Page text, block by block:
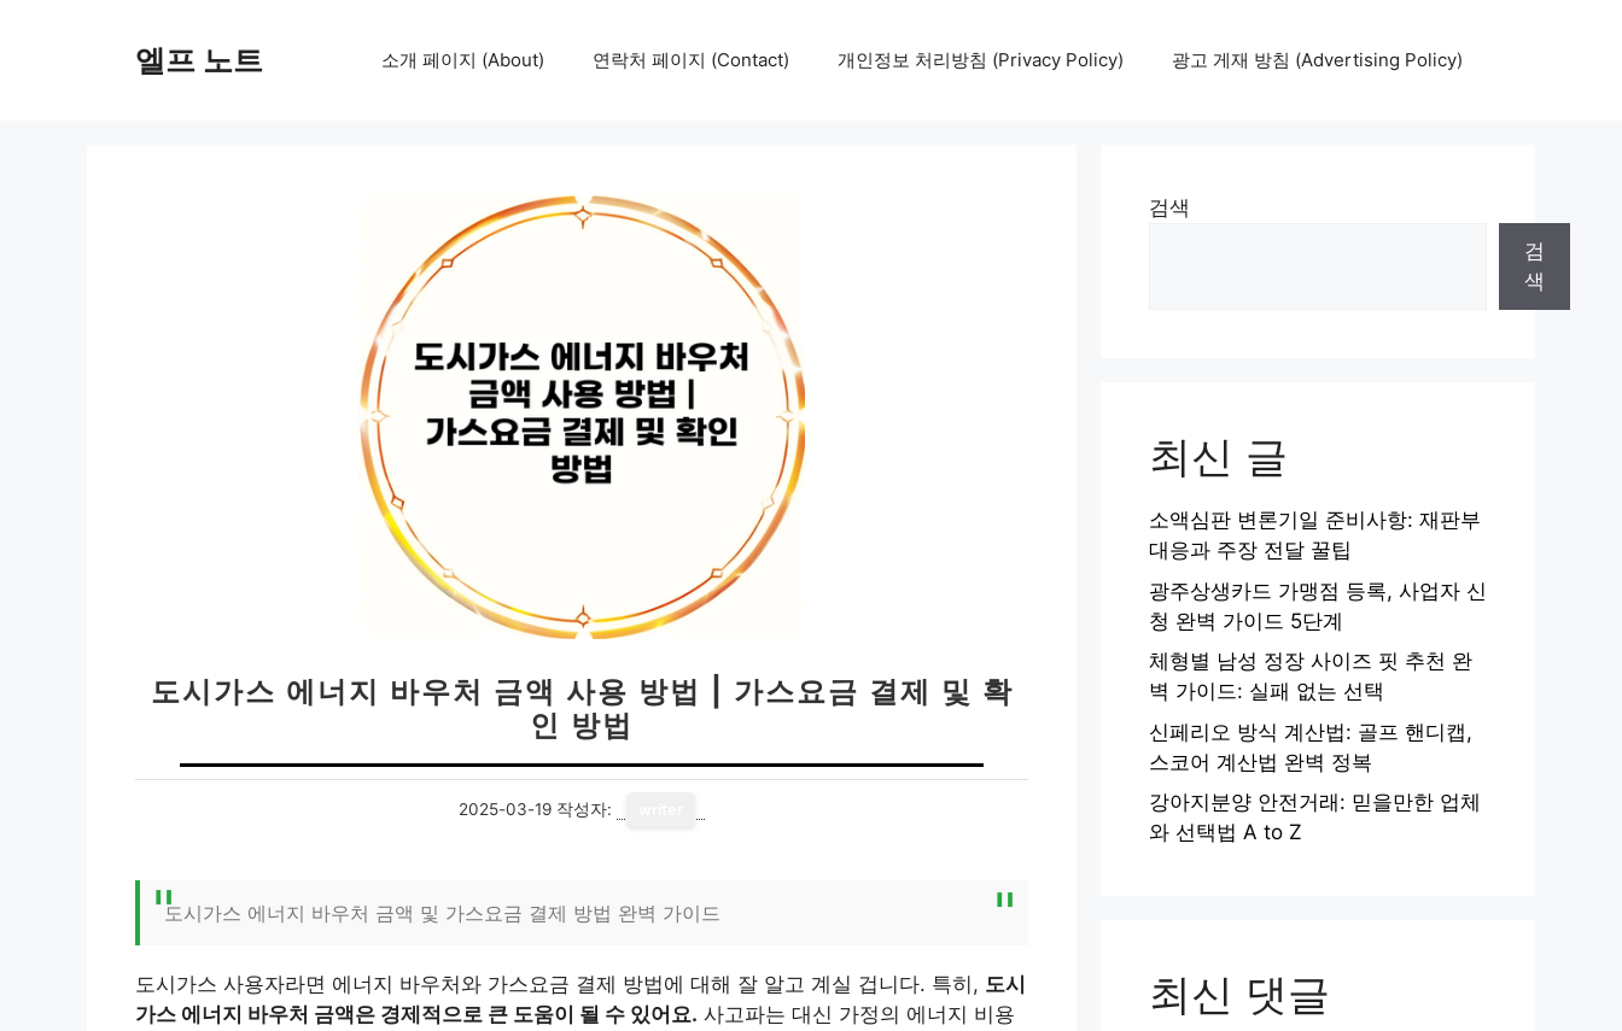
엘프 노트 소개 페이지 (About) 연락처 페이지 (Contact) 개인정보 처리방침 (Privacy Policy) 광고 게재 방침 (Advertising Policy)
도시가스 에너지 바우처 금액 사용 방법 | 가스요금 결제 및 확
인 방법
2025-03-19 작성자:
도시가스 에너지 바우처 금액 및 가스요금 결제 방법 완벽 가이드
도시가스 사용자라면 에너지 바우처와 가스요금 결제 방법에 대해 잘 알고 계실 겁니다. 특히, 도시
가스 에너지 바우처 금액은 경제적으로 큰 도움이 될 수 있어요. 사고파는 대신 가정의 에너지 비용
검색
검
색
최신 글
소액심판 변론기일 준비사항: 재판부
대응과 주장 전달 꿀팁
광주상생카드 가맹점 등록, 사업자 신
청 완벽 가이드 5단계
체형별 남성 정장 사이즈 핏 추천 완
벽 가이드: 실패 없는 선택
신페리오 방식 계산법: 골프 핸디캡,
스코어 계산법 완벽 정복
강아지분양 안전거래: 믿을만한 업체
와 선택법 A to Z
최신 댓글